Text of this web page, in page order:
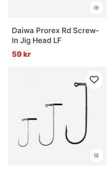
Daiwa Prorex Rd Screw-
In Jig Head LF
59 kr